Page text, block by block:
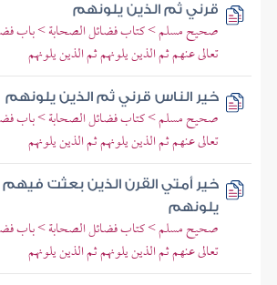
قرني ثم الذين يلونهم
صحيح مسلم > كتاب فضائل الصحابة > باب
تعالى عنهم ثم الذين يلونهم ثم الذين يلونهم
خير الناس قرني ثم الذين يلونهم
صحيح مسلم > كتاب فضائل الصحابة > باب
تعالى عنهم ثم الذين يلونهم ثم الذين يلونهم
خير أمتي القرن الذين بعثت فيهم
يلونهم
صحيح مسلم > كتاب فضائل الصحابة > باب
تعالى عنهم ثم الذين يلونهم ثم الذين يلونهم